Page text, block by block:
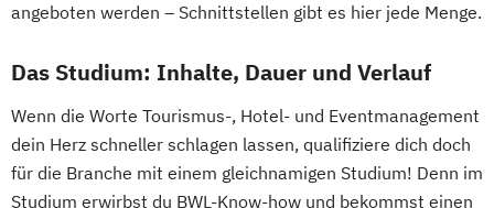
angeboten werden – Schnittstellen gibt es hier jede Menge.
Das Studium: Inhalte, Dauer und Verlauf
Wenn die Worte Tourismus-, Hotel- und Eventmanagement
dein Herz schneller schlagen lassen, qualifiziere dich doch
für die Branche mit einem gleichnamigen Studium! Denn im
Studium erwirbst du BWL-Know-how und bekommst einen